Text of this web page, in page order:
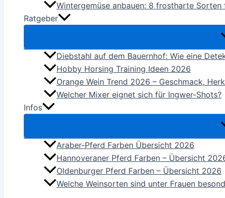
Wintergemüse anbauen: 8 frostharte
Ratgeber
Diebstahl auf dem Bauernhof: Wie eine
Hobby Horsing Training Ideen 2026
Orange Wein Trend 2026 – Geschmack,
Welcher Mixer eignet sich für Ingwer-Shots?
Infos
Araber-Pferd Farben Übersicht 2026
Hannoveraner Pferd Farben – Übersicht
Oldenburger Pferd Farben – Übersicht 2026
Welche Weinsorten sind unter Frauen